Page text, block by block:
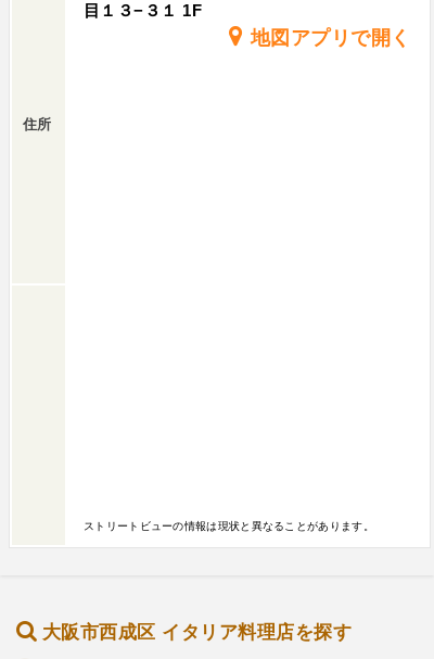
住所
目１３−３１ 1F
地図アプリで開く
ストリートビューの情報は現状と異なることがあります。
大阪市西成区 イタリア料理店を探す